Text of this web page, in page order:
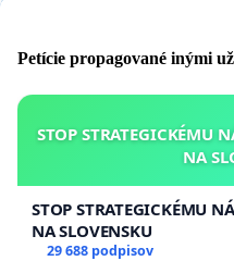
Petície propagované inými
STOP STRATEGICKÉMU
NA
STOP STRATEGICKÉMU
NA SLOVENSKU
29 688 podpisov